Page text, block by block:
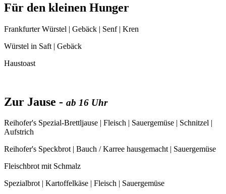
Für den kleinen Hunger
Frankfurter Würstel | Gebäck | Senf | Kren
Würstel in Saft | Gebäck
Haustoast
Zur Jause - ab 16 Uhr
Reihofer's Spezial-Brettljause | Fleisch | Sauergemüse | Schnitzel |
Aufstrich
Reihofer's Speckbrot | Bauch / Karree hausgemacht | Sauergemüse
Fleischbrot mit Schmalz
Spezialbrot | Kartoffelkäse | Fleisch | Sauergemüse